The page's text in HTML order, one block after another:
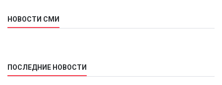
НОВОСТИ СМИ
ПОСЛЕДНИЕ НОВОСТИ